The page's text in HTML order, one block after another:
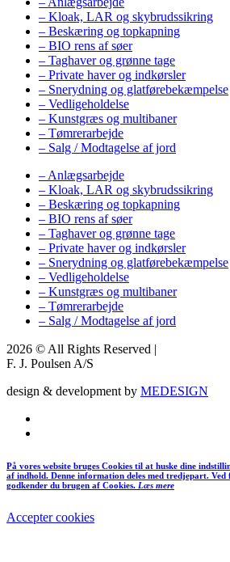
– Kloak, LAR og skybrudssikring
– Beskæring og topkapning
– BIO rens af søer
– Taghaver og grønne tage
– Private haver og indkørsler
– Snerydning og glatførebekæmpelse
– Vedligeholdelse
– Kunstgræs og multibaner
– Tømrerarbejde
– Salg / Modtagelse af jord
– Anlægsarbejde
– Kloak, LAR og skybrudssikring
– Beskæring og topkapning
– BIO rens af søer
– Taghaver og grønne tage
– Private haver og indkørsler
– Snerydning og glatførebekæmpelse
– Vedligeholdelse
– Kunstgræs og multibaner
– Tømrerarbejde
– Salg / Modtagelse af jord
2026 © All Rights Reserved |
F. J. Poulsen A/S
design & development by MEDESIGN
På vores website bruges Cookies til at huske dine
af indhold. Denne information deles med tredjepart.
godkender du brugen af Cookies. Læs mere
Accepter cookies